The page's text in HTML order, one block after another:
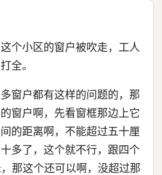
个小区的窗户被吹走，工人
全。
窗户都有这样的问题的，那
窗户啊，先看窗框那边上它
的距离啊，不能超过五十厘
多了，这个就不行，跟四个
那这个还可以啊，没超过那